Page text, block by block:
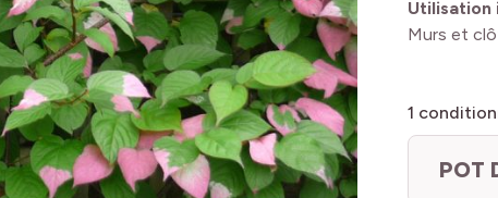
Utilisation
Murs et
1
POT